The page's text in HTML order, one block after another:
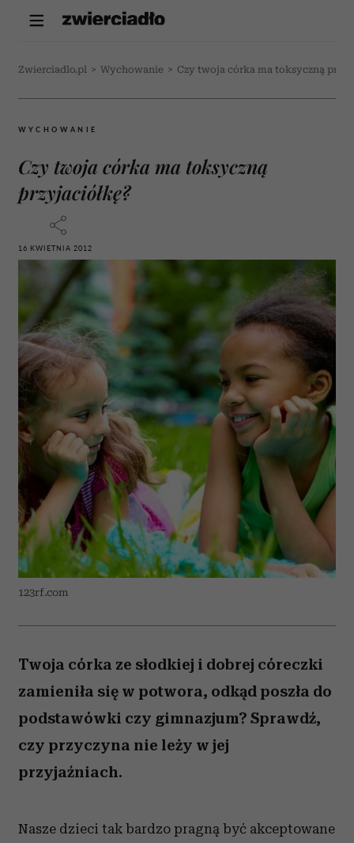
Zwierciadlo.pl > Wychowanie > Czy twoja córka ma toksyczną
WYCHOWANIE
Czy twoja córka ma toksyczną
przyjaciółkę?
16 KWIETNIA 2012
123rf.com
Twoja córka ze słodkiej i dobrej córeczki
zamieniła się w potwora, odkąd poszła do
podstawówki czy gimnazjum? Sprawdź,
czy przyczyna nie leży w jej
przyjaźniach.
Nasze dzieci tak bardzo pragną być akceptowane